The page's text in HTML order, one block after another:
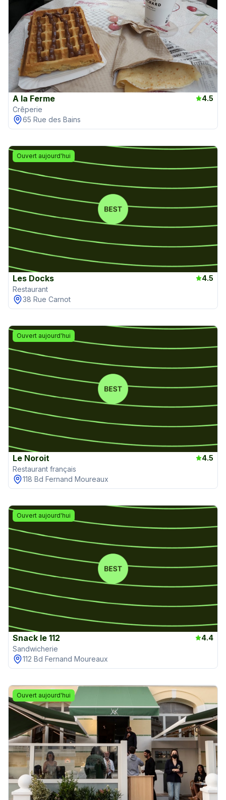
A la Ferme
4.5
Crêperie
65 Rue des Bains
Ouvert aujourd'hui
Les Docks
4.5
Restaurant
38 Rue Carnot
Ouvert aujourd'hui
Le Noroit
4.5
Restaurant français
118 Bd Fernand Moureaux
Ouvert aujourd'hui
Snack le 112
4.4
Sandwicherie
112 Bd Fernand Moureaux
Ouvert aujourd'hui